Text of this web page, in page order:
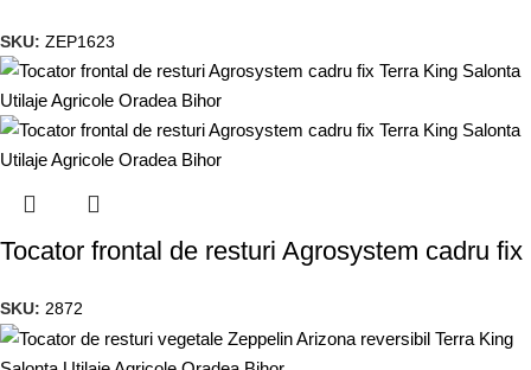
SKU: ZEP1623
Tocator frontal de resturi Agrosystem cadru fix
SKU: 2872